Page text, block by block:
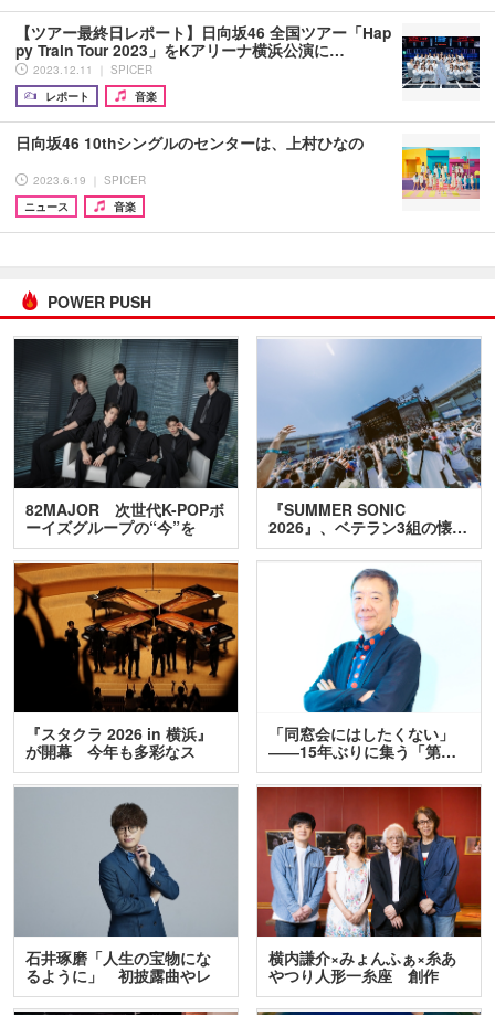
【ツアー最終日レポート】日向坂46 全国ツアー「Hap
py Train Tour 2023」をKアリーナ横浜公演に…
2023.12.11 ｜ SPICER
レポート
音楽
日向坂46 10thシングルのセンターは、上村ひなの
2023.6.19 ｜ SPICER
ニュース
音楽
POWER PUSH
82MAJOR 次世代K-POPボ
ーイズグループの“今”を
訊…
『SUMMER SONIC
2026』、ベテラン3組の懐…
『スタクラ 2026 in 横浜』
が開幕 今年も多彩なス
テ…
「同窓会にはしたくない」
――15年ぶりに集う「第…
石井琢磨「人生の宝物にな
るように」 初披露曲やレ
ア…
横内謙介×みょんふぁ×糸あ
やつり人形一糸座 創作
人…